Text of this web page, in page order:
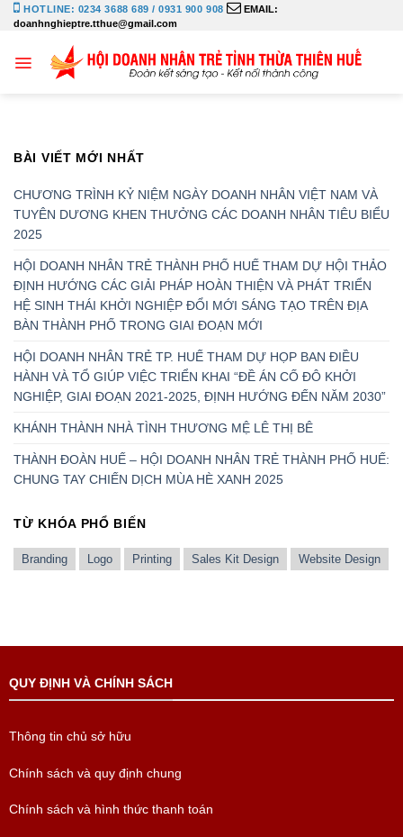
Bỏ
qua
dung
HOTLINE: 0234 3688 689 / 0931 900 908
EMAIL:
doanhnghieptre.tthue@gmail.com
BÀI VIẾT MỚI NHẤT
CHƯƠNG TRÌNH KỶ NIỆM NGÀY DOANH NHÂN VIỆT NAM VÀ
TUYÊN DƯƠNG KHEN THƯỞNG CÁC DOANH NHÂN TIÊU BIỂU
2025
HỘI DOANH NHÂN TRẺ THÀNH PHỐ HUẾ THAM DỰ HỘI THẢO
ĐỊNH HƯỚNG CÁC GIẢI PHÁP HOÀN THIỆN VÀ PHÁT TRIỂN
HỆ SINH THÁI KHỞI NGHIỆP ĐỔI MỚI SÁNG TẠO TRÊN ĐỊA
BÀN THÀNH PHỐ TRONG GIAI ĐOẠN MỚI
HỘI DOANH NHÂN TRẺ TP. HUẾ THAM DỰ HỌP BAN ĐIỀU
HÀNH VÀ TỔ GIÚP VIỆC TRIỂN KHAI “ĐỀ ÁN CỐ ĐÔ KHỞI
NGHIỆP, GIAI ĐOẠN 2021-2025, ĐỊNH HƯỚNG ĐẾN NĂM 2030”
KHÁNH THÀNH NHÀ TÌNH THƯƠNG MỆ LÊ THỊ BÊ
THÀNH ĐOÀN HUẾ – HỘI DOANH NHÂN TRẺ THÀNH PHỐ HUẾ:
CHUNG TAY CHIẾN DỊCH MÙA HÈ XANH 2025
TỪ KHÓA PHỔ BIẾN
Branding Logo Printing Sales Kit Design Website Design
QUY ĐỊNH VÀ CHÍNH SÁCH
Thông tin chủ sở hữu
Chính sách và quy định chung
Chính sách và hình thức thanh toán